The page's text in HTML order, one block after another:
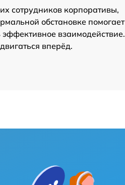
сотрудников корпоративы,
обстановке помогает
взаимодействие.
вперёд.